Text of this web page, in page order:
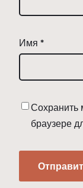
Имя *
Сохранить
браузере